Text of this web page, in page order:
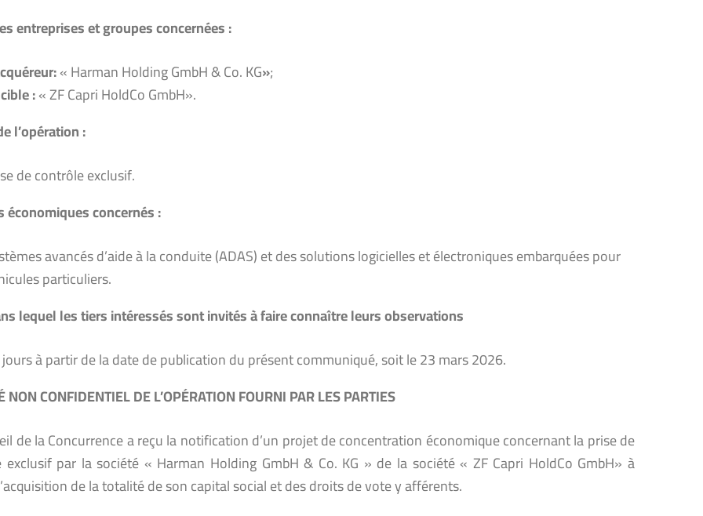
entreprises et groupes concernées :
« Harman Holding GmbH & Co. KG»;
:« ZF Capri HoldCo GmbH».
l’opération :
de contrôle exclusif.
économiques concernés :
avancés d’aide à la conduite (ADAS) et des solutions logicielles et électroniques embarquées pour
particuliers.
lequel les tiers intéressés sont invités à faire connaître leurs observations
à partir de la date de publication du présent communiqué, soit le 23 mars 2026.
NON CONFIDENTIEL DE L’OPÉRATION FOURNI PAR LES PARTIES
de la Concurrence a reçu la notification d’un projet de concentration économique concernant la prise de
exclusif par la société « Harman Holding GmbH & Co. KG » de la société « ZF Capri HoldCo GmbH» à
de la totalité de son capital social et des droits de vote y afférents.